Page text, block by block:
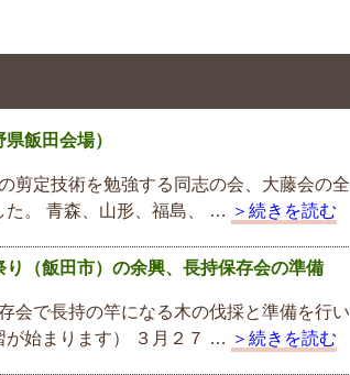
飯田会場）
剪定技術を勉強する同志の会、大藤会の全
た。 青森、山形、福島、 … ＞続きを読む
（飯田市）の余興、長持保存会の準備
会で長持の竿になる木の伐採と準備を行い
が始まります） ３月２７ … ＞続きを読む